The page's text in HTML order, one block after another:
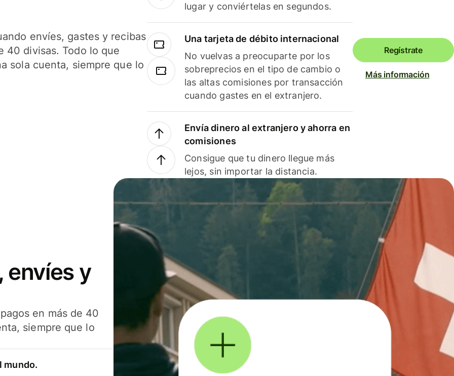
envíes, gastes y recibas
40 divisas. Todo lo que
sola cuenta, siempre que lo
lugar y conviértelas en segundos.
Una tarjeta de débito internacional
No vuelvas a preocuparte por los
sobreprecios en el tipo de cambio o
las altas comisiones por transacción
cuando gastes en el extranjero.
Envía dinero al extranjero y ahorra en
comisiones
Consigue que tu dinero llegue más
lejos, sin importar la distancia.
Regístrate
Más información
envíes y
en más de 40
siempre que lo
mundo.